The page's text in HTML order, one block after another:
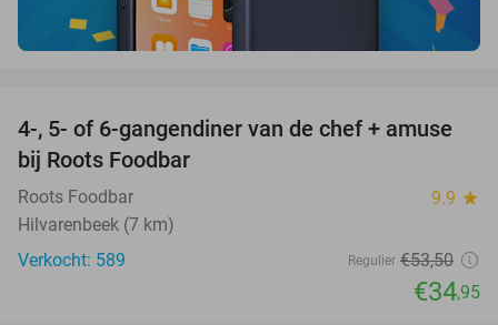
35%
4-, 5- of 6-gangendiner van de chef + amuse
bij Roots Foodbar
Roots Foodbar 9.9 star
Hilvarenbeek (7 km)
Verkocht: 589
Regulier €53,50
€34,95